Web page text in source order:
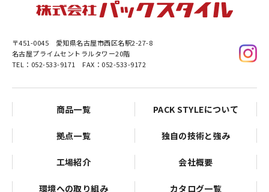
〒451-0045 愛知県名古屋市西区名駅2-27-8
名古屋プライムセントラルタワー20階
TEL：052-533-9171 FAX：052-533-9172
商品一覧 PACK STYLEについて
拠点一覧 独自の技術と強み
工場紹介 会社概要
環境への取り組み カタログ一覧